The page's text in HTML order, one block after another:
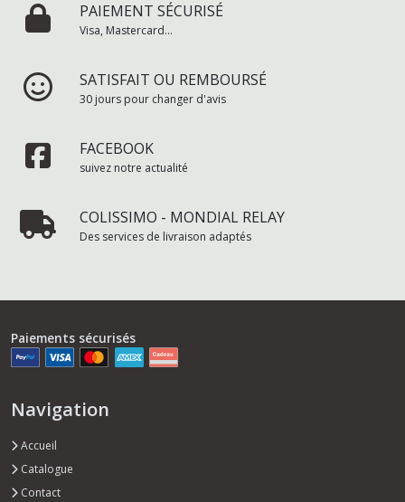
PAIEMENT SÉCURISÉ
Visa, Mastercard...
SATISFAIT OU REMBOURSÉ
30 jours pour changer d'avis
FACEBOOK
suivez notre actualité
COLISSIMO - MONDIAL RELAY
Des services de livraison adaptés
Paiements sécurisés
Navigation
Accueil
Catalogue
Contact